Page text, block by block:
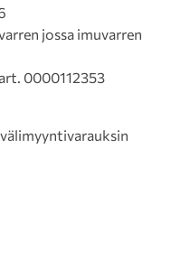
jossa imuvarren
0000112353